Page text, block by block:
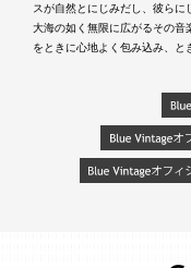
スが自然とにじみだし、彼らに
大海の如く無限に広がるその音
をときに心地よく包み込み、と